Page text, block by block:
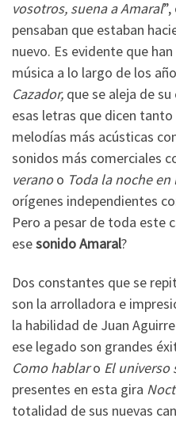
vosotros, suena a Amaral
pensaban que estaban
nuevo. Es evidente que
música a lo largo de los
Cazador, que se aleja de
esas letras que dicen
melodías más acústicas
sonidos más comerciales
veranoo Toda la noche en
orígenes independientes
Pero a pesar de toda este
esesonido Amaral?
Dos constantes que se
son la arrolladora e
la habilidad de Juan
ese legado son grandes
Como hablaro El universo
presentes en esta gira
totalidad de sus nuevas